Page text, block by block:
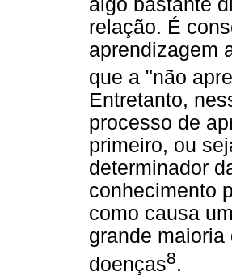
algo bastante
relação. É
aprendizagem
que a "não
Entretanto,
processo de
primeiro, ou
determinador
conhecimento
como causa
grande
doenças8.